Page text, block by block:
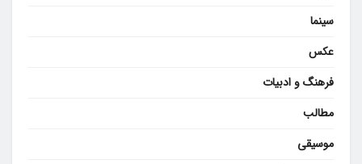
سینما
عکس
فرهنگ و ادبیات
مطالب
موسیقی